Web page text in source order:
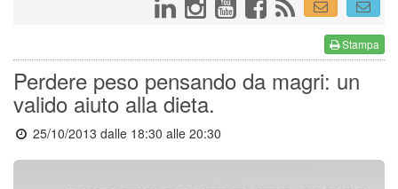
Stampa
Perdere peso pensando da magri: un
valido aiuto alla dieta.
25/10/2013 dalle 18:30 alle 20:30